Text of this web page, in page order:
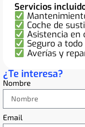
Servicios
Coche de
Asistencia en
Seguro a
Averías y
¿Te interesa?
Nombre
Email